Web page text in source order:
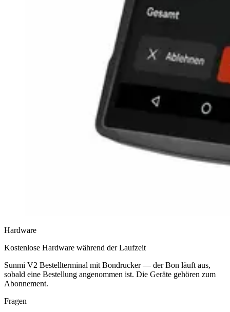
Hardware
Kostenlose Hardware während der Laufzeit
Sunmi V2 Bestellterminal mit Bondrucker — der Bon läuft aus,
sobald eine Bestellung angenommen ist. Die Geräte gehören zum
Abonnement.
Fragen